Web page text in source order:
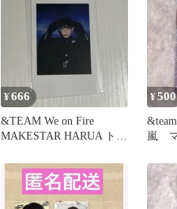
¥666
&TEAM We on Fire
MAKESTAR HARUA トレ
¥500
嵐